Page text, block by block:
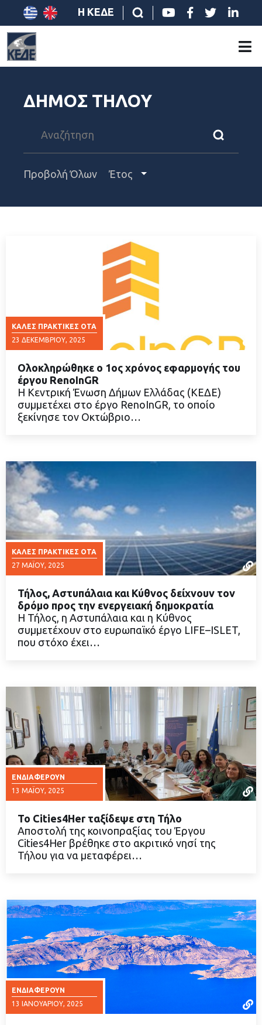
Η ΚΕΔΕ
ΔΗΜΟΣ ΤΗΛΟΥ
Προβολή Όλων Έτος
ΚΑΛΈΣ ΠΡΑΚΤΙΚΈΣ ΟΤΑ
23 ΔΕΚΕΜΒΡΊΟΥ, 2025
ΔΙΑΒΑΣΤΕ ΠΕΡΙΣΣΟΤΕΡΑ
Ολοκληρώθηκε ο 1ος χρόνος εφαρμογής του
έργου RenoInGR
Η Κεντρική Ένωση Δήμων Ελλάδας (ΚΕΔΕ)
συμμετέχει στο έργο RenoInGR, το οποίο
ξεκίνησε τον Οκτώβριο…
ΚΑΛΈΣ ΠΡΑΚΤΙΚΈΣ ΟΤΑ
27 ΜΑΪ́ΟΥ, 2025
ΔΙΑΒΑΣΤΕ ΠΕΡΙΣΣΟΤΕΡΑ
Τήλος, Αστυπάλαια και Κύθνος δείχνουν τον
δρόμο προς την ενεργειακή δημοκρατία
Η Τήλος, η Αστυπάλαια και η Κύθνος
συμμετέχουν στο ευρωπαϊκό έργο LIFE–ISLET,
που στόχο έχει…
ΕΝΔΙΑΦΈΡΟΥΝ
13 ΜΑΪ́ΟΥ, 2025
ΔΙΑΒΑΣΤΕ ΠΕΡΙΣΣΟΤΕΡΑ
Το Cities4Her ταξίδεψε στη Τήλο
Αποστολή της κοινοπραξίας του Έργου
Cities4Her βρέθηκε στο ακριτικό νησί της
Τήλου για να μεταφέρει…
ΕΝΔΙΑΦΈΡΟΥΝ
13 ΙΑΝΟΥΑΡΊΟΥ, 2025